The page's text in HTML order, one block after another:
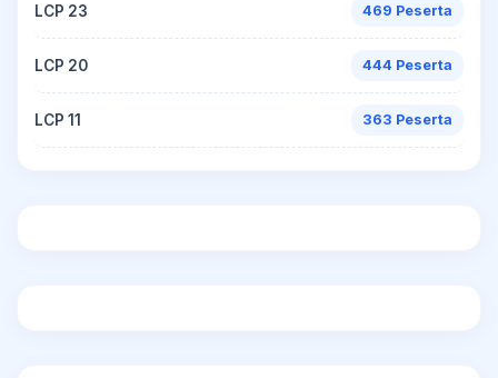
LCP 23 469 Peserta
LCP 20 444 Peserta
LCP 11 363 Peserta